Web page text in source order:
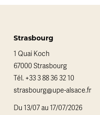
Strasbourg
1 Quai Koch
67000 Strasbourg
Tél. +33 3 88 36 32 10
strasbourg@upe-alsace.fr
Du 13/07 au 17/07/2026